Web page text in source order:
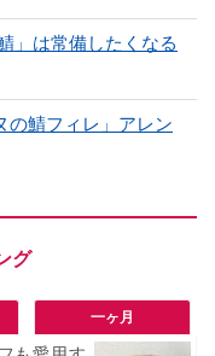
」は常備したくなる
の鯖フィレ」アレン
一ヶ月